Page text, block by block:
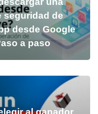
seguridad de
desde Google
a paso
al ganador